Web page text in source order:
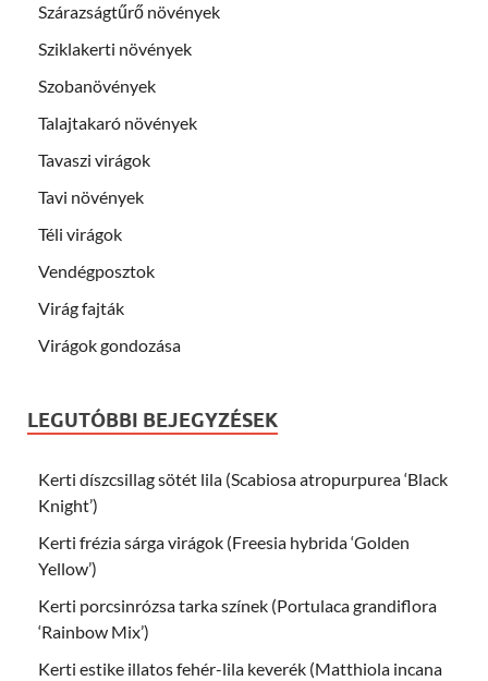
Szárazságtűrő növények
Sziklakerti növények
Szobanövények
Talajtakaró növények
Tavaszi virágok
Tavi növények
Téli virágok
Vendégposztok
Virág fajták
Virágok gondozása
LEGUTÓBBI BEJEGYZÉSEK
Kerti díszcsillag sötét lila (Scabiosa atropurpurea ‘Black
Knight’)
Kerti frézia sárga virágok (Freesia hybrida ‘Golden
Yellow’)
Kerti porcsinrózsa tarka színek (Portulaca grandiflora
‘Rainbow Mix’)
Kerti estike illatos fehér-lila keverék (Matthiola incana